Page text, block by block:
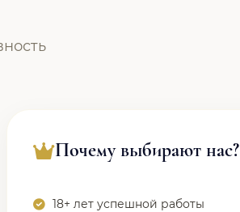
Почему выбирают нас?
18+ лет успешной работы